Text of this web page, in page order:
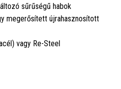
sűrűségű habok
megerősített újrahasznosított
vagy Re-Steel